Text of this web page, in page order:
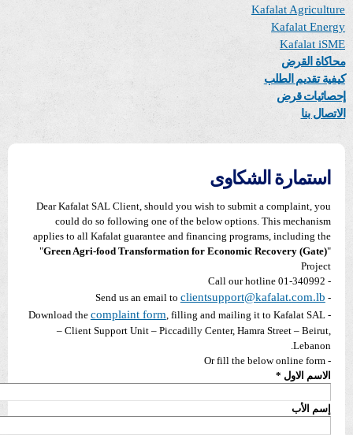
Kafalat Agriculture
Kafalat Energy
Kafalat iSME
محاكاة القرض
كيفية تقديم الطلب
إحصائيات قرض
الاتصال بنا
استمارة الشكاوى
Dear Kafalat SAL Client, should you wish to submit a complaint, you
could do so following one of the below options. This mechanism
applies to all Kafalat guarantee and financing programs, including the
"Green Agri-food Transformation for Economic Recovery (Gate)"
Project
- Call our hotline 01-340992
- Send us an email to
clientsupport@kafalat.com.lb
- Download the
complaint form, filling and mailing it to Kafalat SAL
– Client Support Unit – Piccadilly Center, Hamra Street – Beirut,
Lebanon.
- Or fill the below online form
الاسم الاول *
إسم الأب